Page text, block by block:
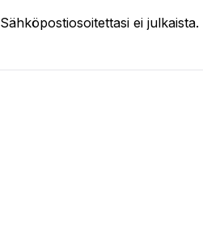
Sähköpostiosoitettasi ei julkaista.